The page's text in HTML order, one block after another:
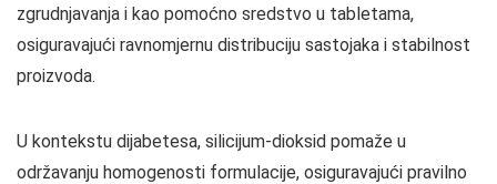
zgrudnjavanja i kao pomoćno sredstvo u tabletama,
osiguravajući ravnomjernu distribuciju sastojaka i stabilnost
proizvoda.
U kontekstu dijabetesa, silicijum-dioksid pomaže u
održavanju homogenosti formulacije, osiguravajući pravilno